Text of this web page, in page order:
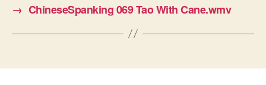
→ ChineseSpanking 069 Tao With Cane.wmv